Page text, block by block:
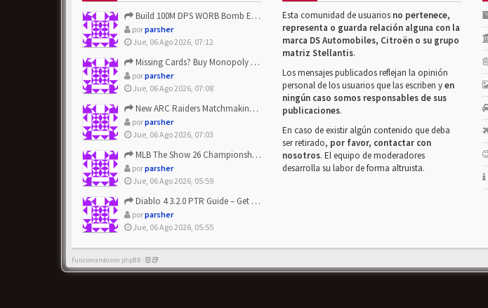
Build 100M DPS WORB Bomb Elementalist Fast - Grab POE Curren...
porparsher
Jue, 06 Ago 2026, 07:12
Missing Cards? Buy Monopoly Go Happy Harvest with Looney Tun...
porparsher
Jue, 06 Ago 2026, 07:08
New ARC Raiders Matchmaking Update: Stop Failed - Grab Bluep...
porparsher
Jue, 06 Ago 2026, 07:03
MLB The Show 26 Championship Series Update! Get Cheap & ...
porparsher
Jue, 06 Ago 2026, 05:59
Diablo 4 3.2.0 PTR Guide – Get 8% Off Items Quickly to Test ...
porparsher
Jue, 06 Ago 2026, 05:55
Esta comunidad de usuarios no pertenece,
representa o guarda relación alguna con la
marca DS Automobiles, Citroën o su grupo
matriz Stellantis.
Los mensajes publicados reflejan la opinión
personal de los usuarios que las escriben yen
ningún caso somos responsables de sus
publicaciones.
En caso de existir algún contenido que deba
ser retirado, por favor, contactar con
nosotros. El equipo de moderadores
desarrolla su labor de forma altruista.
Funcionando con phpBB -